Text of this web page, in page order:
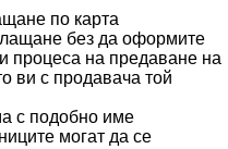
по карта
без да оформите
процеса на предаване на
ви с продавача той
с подобно име
могат да се